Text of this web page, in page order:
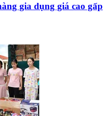
gia dụng giá cao gấp